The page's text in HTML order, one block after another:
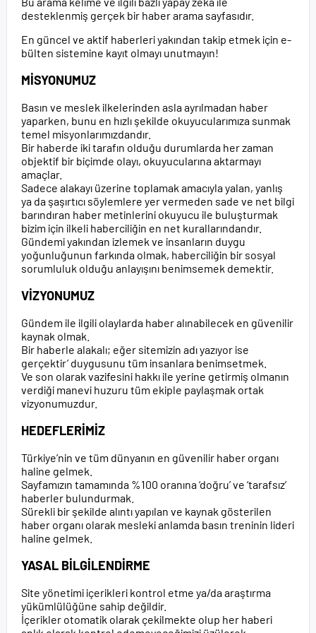
desteklenmiş gerçek bir haber arama sayfasıdır.
En güncel ve aktif haberleri yakından takip etmek için e-
bülten sistemine kayıt olmayı unutmayın!
MİSYONUMUZ
Basın ve meslek ilkelerinden asla ayrılmadan haber
yaparken, bunu en hızlı şekilde okuyucularımıza sunmak
temel misyonlarımızdandır.
Bir haberde iki tarafın olduğu durumlarda her zaman
objektif bir biçimde olayı, okuyucularına aktarmayı
amaçlar.
Sadece alakayı üzerine toplamak amacıyla yalan, yanlış
ya da şaşırtıcı söylemlere yer vermeden sade ve net bilgi
barındıran haber metinlerini okuyucu ile buluşturmak
bizim için ilkeli haberciliğin en net kurallarındandır.
Gündemi yakından izlemek ve insanların duygu
yoğunluğunun farkında olmak, haberciliğin bir sosyal
sorumluluk olduğu anlayışını benimsemek demektir.
VİZYONUMUZ
Gündem ile ilgili olaylarda haber alınabilecek en güvenilir
kaynak olmak.
Bir haberle alakalı; eğer sitemizin adı yazıyor ise
gerçektir’ duygusunu tüm insanlara benimsetmek.
Ve son olarak vazifesini hakkı ile yerine getirmiş olmanın
verdiği manevi huzuru tüm ekiple paylaşmak ortak
vizyonumuzdur.
HEDEFLERİMİZ
Türkiye’nin ve tüm dünyanın en güvenilir haber organı
haline gelmek.
Sayfamızın tamamında %100 oranına ‘doğru’ ve ‘tarafsız’
haberler bulundurmak.
Sürekli bir şekilde alıntı yapılan ve kaynak gösterilen
haber organı olarak mesleki anlamda basın treninin lideri
haline gelmek.
YASAL BİLGİLENDİRME
Site yönetimi içerikleri kontrol etme ya/da araştırma
yükümlülüğüne sahip değildir.
İçerikler otomatik olarak çekilmekte olup her haberi